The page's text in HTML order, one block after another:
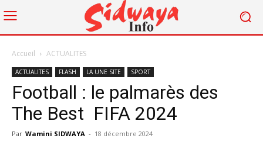
Accueil ACTUALITES
ACTUALITES FLASH LA UNE SITE SPORT
Football : le palmarès des
The Best FIFA 2024
Par Wamini SIDWAYA - 18 décembre 2024